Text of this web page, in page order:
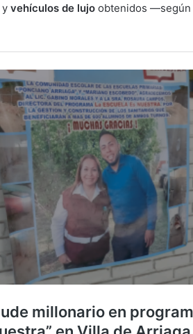
y vehículos de lujo obtenidos —según